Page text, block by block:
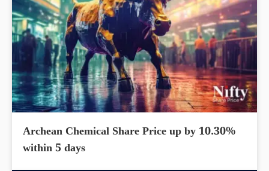
Archean Chemical Share Price up by 10.30%
within 5 days